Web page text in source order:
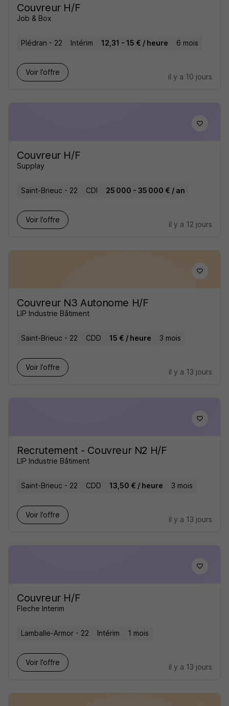
Couvreur H/F
Job & Box
Plédran - 22 Intérim 12,31 - 15 € / heure 6 mois
Voir l’offre
il y a 10 jours
Couvreur H/F
Supplay
Saint-Brieuc - 22 CDI 25 000 - 35 000 € / an
Voir l’offre
il y a 12 jours
Couvreur N3 Autonome H/F
LIP Industrie Bâtiment
Saint-Brieuc - 22 CDD 15 € / heure 3 mois
Voir l’offre
il y a 13 jours
Recrutement - Couvreur N2 H/F
LIP Industrie Bâtiment
Saint-Brieuc - 22 CDD 13,50 € / heure 3 mois
Voir l’offre
il y a 13 jours
Couvreur H/F
Fleche Interim
Lamballe-Armor - 22 Intérim 1 mois
Voir l’offre
il y a 13 jours